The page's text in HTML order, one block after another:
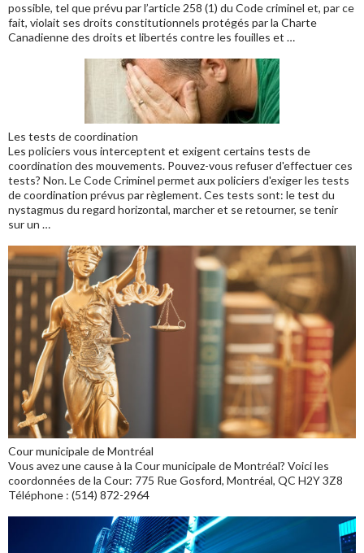
possible, tel que prévu par l’article 258 (1) du Code criminel et, par ce
fait, violait ses droits constitutionnels protégés par la Charte
Canadienne des droits et libertés contre les fouilles et …
Les tests de coordination
Les policiers vous interceptent et exigent certains tests de
coordination des mouvements. Pouvez-vous refuser d'effectuer ces
tests? Non. Le Code Criminel permet aux policiers d'exiger les tests
de coordination prévus par règlement. Ces tests sont: le test du
nystagmus du regard horizontal, marcher et se retourner, se tenir
sur un …
Cour municipale de Montréal
Vous avez une cause à la Cour municipale de Montréal? Voici les
coordonnées de la Cour: 775 Rue Gosford, Montréal, QC H2Y 3Z8
Téléphone : (514) 872-2964